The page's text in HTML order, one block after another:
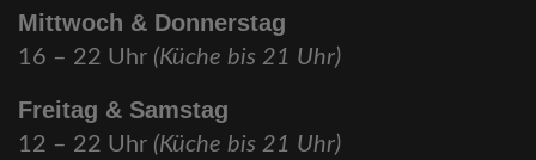
Mittwoch & Donnerstag
16 – 22 Uhr (Küche bis 21 Uhr)
Freitag & Samstag
12 – 22 Uhr (Küche bis 21 Uhr)